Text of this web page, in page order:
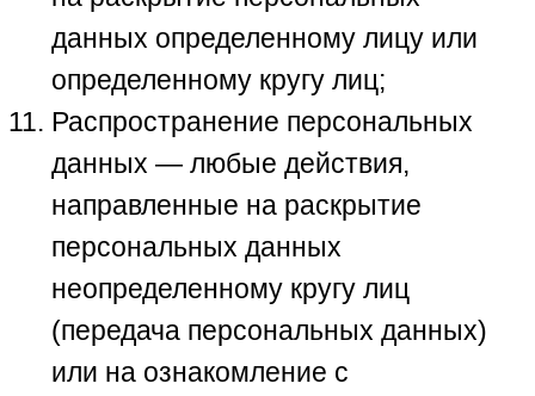
данных определенному лицу или
определенному кругу лиц;
Распространение персональных
данных — любые действия,
направленные на раскрытие
персональных данных
неопределенному кругу лиц
(передача персональных данных)
или на ознакомление с